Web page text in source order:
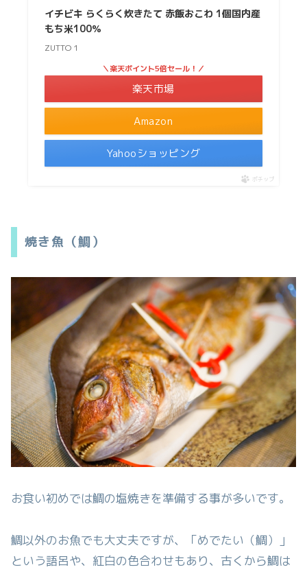
イチビキ らくらく炊きたて 赤飯おこわ 1個国内産
もち米100％
ZUTTO 1
Amazon
＼楽天ポイント5倍セール！／
楽天市場
Yahooショッピング
ポチップ
焼き魚（鯛）
お食い初めでは鯛の塩焼きを準備する事が多いです。
鯛以外のお魚でも大丈夫ですが、「めでたい（鯛）」
という語呂や、紅白の色合わせもあり、古くから鯛は